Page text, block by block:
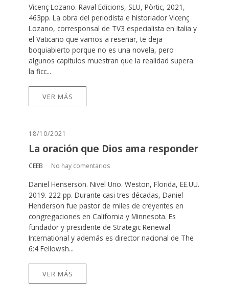
Vicenç Lozano. Raval Edicions, SLU, Pòrtic, 2021,
463pp. La obra del periodista e historiador Vicenç
Lozano, corresponsal de TV3 especialista en Italia y
el Vaticano que vamos a reseñar, te deja
boquiabierto porque no es una novela, pero
algunos capítulos muestran que la realidad supera
la ficc...
VER MÁS
18/10/2021
La oración que Dios ama responder
CEEB No hay comentarios
Daniel Henserson. Nivel Uno. Weston, Florida, EE.UU.
2019. 222 pp. Durante casi tres décadas, Daniel
Henderson fue pastor de miles de creyentes en
congregaciones en California y Minnesota. Es
fundador y presidente de Strategic Renewal
International y además es director nacional de The
6:4 Fellowsh...
VER MÁS